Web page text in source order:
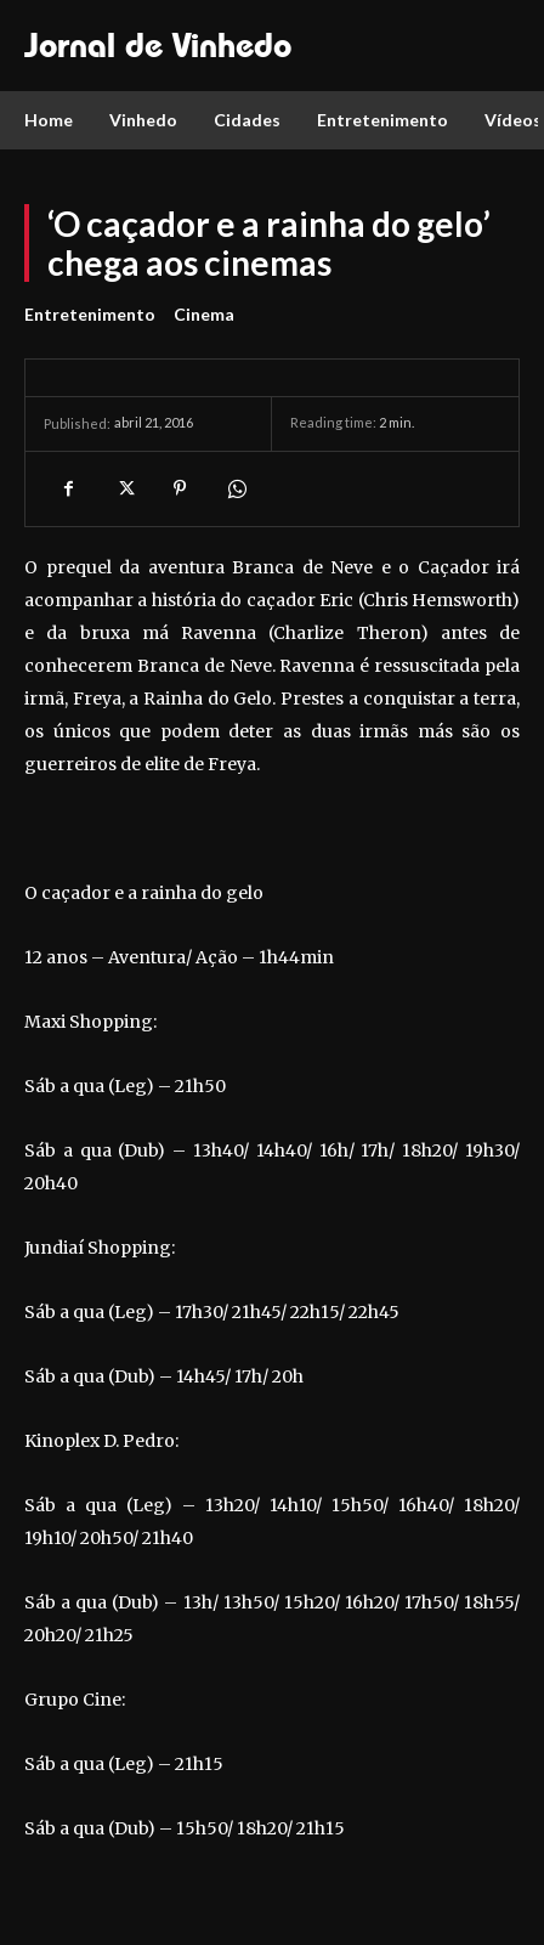
Jornal de Vinhedo
Home Vinhedo Cidades Entretenimento Vídeos
‘O caçador e a rainha do gelo’
chega aos cinemas
Entretenimento Cinema
Published: abril 21, 2016 Reading time: 2 min.
O prequel da aventura Branca de Neve e o Caçador irá
acompanhar a história do caçador Eric (Chris Hemsworth)
e da bruxa má Ravenna (Charlize Theron) antes de
conhecerem Branca de Neve. Ravenna é ressuscitada pela
irmã, Freya, a Rainha do Gelo. Prestes a conquistar a terra,
os únicos que podem deter as duas irmãs más são os
guerreiros de elite de Freya.
O caçador e a rainha do gelo
12 anos – Aventura/ Ação – 1h44min
Maxi Shopping:
Sáb a qua (Leg) – 21h50
Sáb a qua (Dub) – 13h40/ 14h40/ 16h/ 17h/ 18h20/ 19h30/
20h40
Jundiaí Shopping:
Sáb a qua (Leg) – 17h30/ 21h45/ 22h15/ 22h45
Sáb a qua (Dub) – 14h45/ 17h/ 20h
Kinoplex D. Pedro:
Sáb a qua (Leg) – 13h20/ 14h10/ 15h50/ 16h40/ 18h20/
19h10/ 20h50/ 21h40
Sáb a qua (Dub) – 13h/ 13h50/ 15h20/ 16h20/ 17h50/ 18h55/
20h20/ 21h25
Grupo Cine:
Sáb a qua (Leg) – 21h15
Sáb a qua (Dub) – 15h50/ 18h20/ 21h15